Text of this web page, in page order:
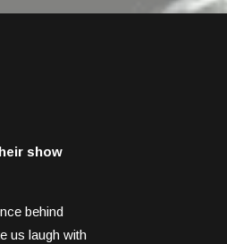
show
behind
us laugh with